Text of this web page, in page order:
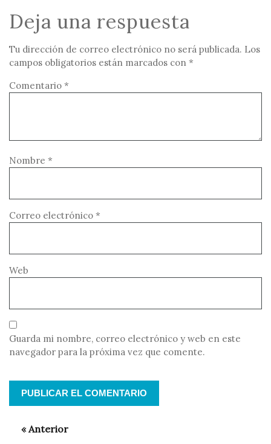
Deja una respuesta
Tu dirección de correo electrónico no será publicada. Los
campos obligatorios están marcados con *
Comentario *
Nombre *
Correo electrónico *
Web
Guarda mi nombre, correo electrónico y web en este
navegador para la próxima vez que comente.